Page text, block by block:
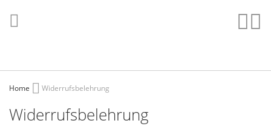
zum
Inhalt
Home Widerrufsbelehrung
Widerrufsbelehrung